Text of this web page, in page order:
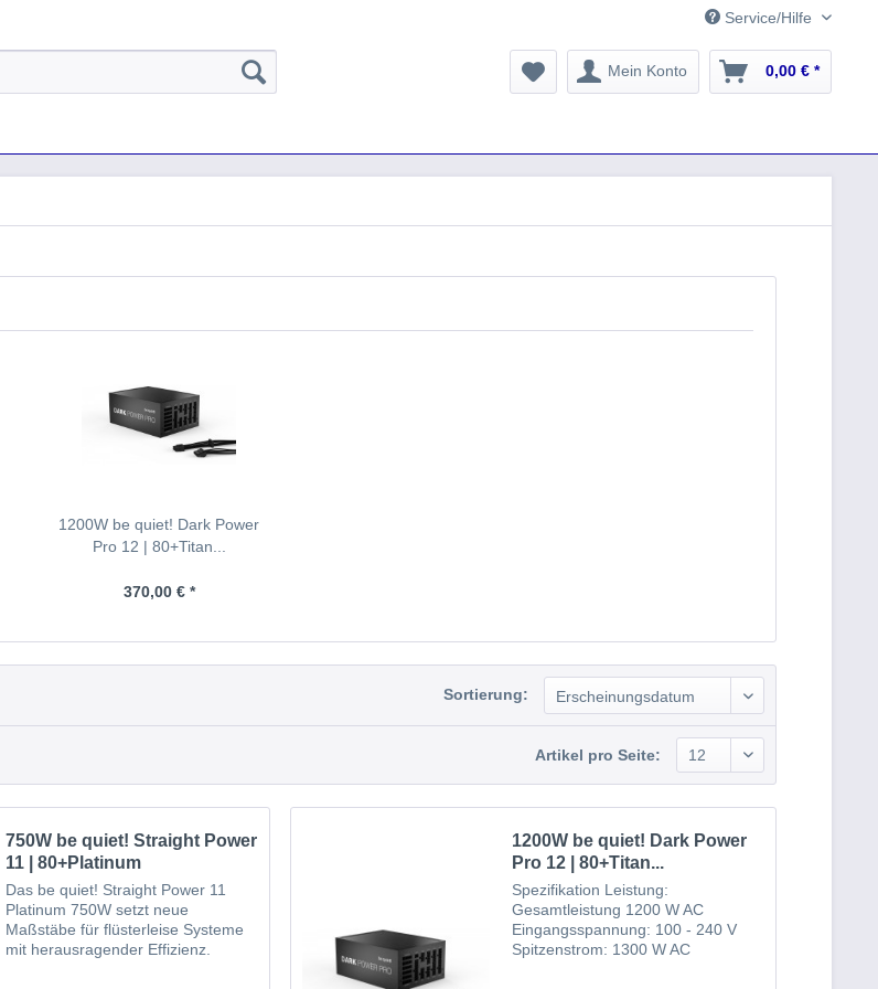
Service/Hilfe
Mein Konto 0,00 € *
1200W be quiet! Dark Power
Pro 12 | 80+Titan...
370,00 € *
Sortierung:
Artikel pro Seite:
750W be quiet! Straight Power
11 | 80+Platinum
Das be quiet! Straight Power 11
Platinum 750W setzt neue
Maßstäbe für flüsterleise Systeme
mit herausragender Effizienz.
1200W be quiet! Dark Power
Pro 12 | 80+Titan...
Spezifikation Leistung:
Gesamtleistung 1200 W AC
Eingangsspannung: 100 - 240 V
Spitzenstrom: 1300 W AC